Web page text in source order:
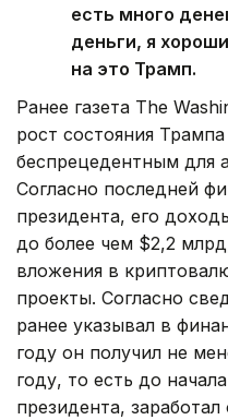
есть много
деньги, я
на это Трамп.
Ранее газета The
рост состояния
беспрецедентным для
Согласно последней
президента, его
до более чем $2,2
вложения в
проекты. Согласно
ранее указывал в
году он получил не
году, то есть до
президента,